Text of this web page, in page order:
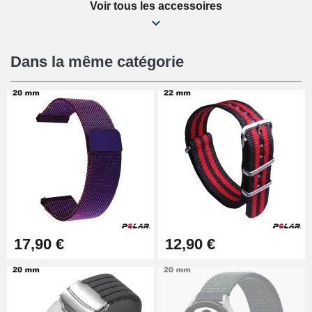
Kit Réparation Montre Débutant
16,90 €
Pied à Coulisse Numérique
9,90 €
Pince à Poinçonner (pince trou)
57,42 €
Pince Trou pour Bracelet de
10,90 €
Kit Horlogerie Débutant
Voir tous les accessoires
Dans la même catégorie
17,90 € 12,90 €